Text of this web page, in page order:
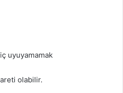
uyuyamamak
olabilir.